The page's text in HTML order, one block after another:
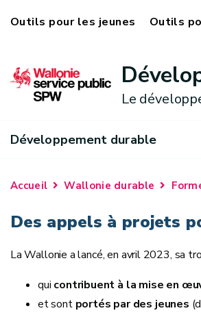
Outils pour les jeunes Outils
Le
Développement durable
Accueil Wallonie durable
Des appels à projets
La Wallonie a lancé, en avril 2023, sa
qui contribuent à la mise en
et sont portés par des jeunes